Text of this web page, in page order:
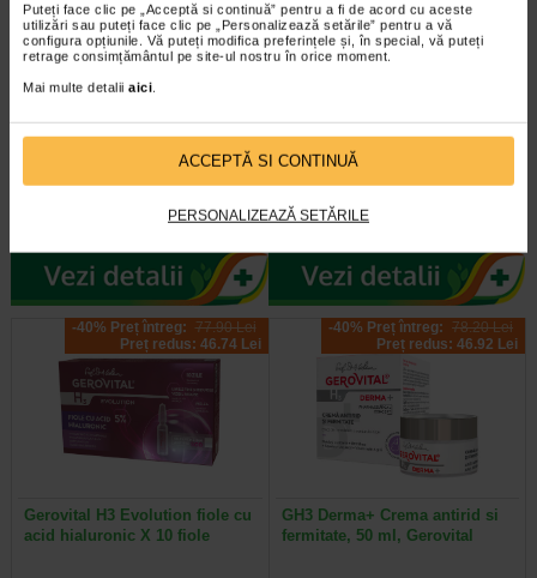
Puteți face clic pe „Acceptă si continuă” pentru a fi de acord cu aceste
utilizări sau puteți face clic pe „Personalizează setările” pentru a vă
configura opțiunile. Vă puteți modifica preferințele și, în special, vă puteți
retrage consimțământul pe site-ul nostru în orice moment.
Mai multe detalii aici.
ACCEPTĂ SI CONTINUĂ
PERSONALIZEAZĂ SETĂRILE
curatarea tenului gras X 500 ml
Bioderma Sebium Gel Spumant
este solutia ideala pentru curatarea
tenului gras. Formula sa…
Solutie Micelara X 500 ml
Solutia Micelara Sensibio H2O de
la Bioderma este recomandata atat
pentru demachierea tenului cat si…
-40% Preț întreg: 77.90 Lei
Preț redus: 46.74 Lei
Gerovital H3 Evolution fiole cu
acid hialuronic X 10 fiole
-40% Preț întreg: 78.20 Lei
Preț redus: 46.92 Lei
GH3 Derma+ Crema antirid si
fermitate, 50 ml, Gerovital